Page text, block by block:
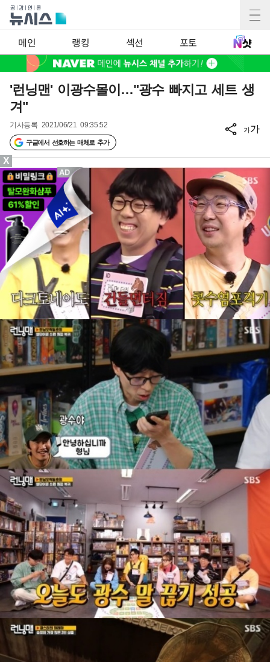
메인 랭킹 섹션 포토
'런닝맨' 이광수몰이…"광수 빠지고 세트 생
겨"
기사등록 2021/06/21 09:35:52
구글에서 선호하는 매체로 추가
가가
X